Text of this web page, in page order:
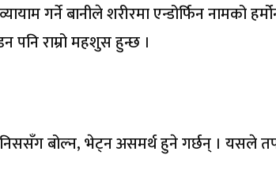
गर्ने बानीले शरीरमा एन्डोर्फिन नामको
पनि राम्रो महशुस हुन्छ ।
बोल्न, भेट्न असमर्थ हुने गर्छन् । यसले